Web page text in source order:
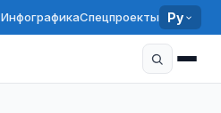
ИнфографикаСпецпроекты Ру